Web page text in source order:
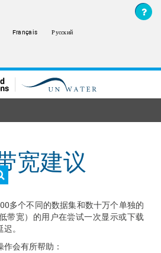
Français
Русский
宽建议
多个不同的数据集和数十万个单独的
带宽）的用户在尝试一次显示或下载
。
会有所帮助：